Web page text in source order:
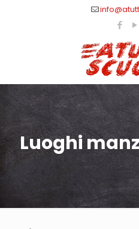
Luoghi